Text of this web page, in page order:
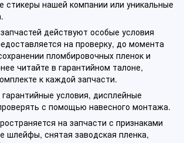
стикеры нашей компании или уникальные
действуют особые условия
на проверку, до момента
пломбировочных пленок и
читайте в гарантийном талоне,
к каждой запчасти.
условия, дисплейные
с помощью навесного монтажа.
на запчасти с признаками
шлейфы, снятая заводская пленка,